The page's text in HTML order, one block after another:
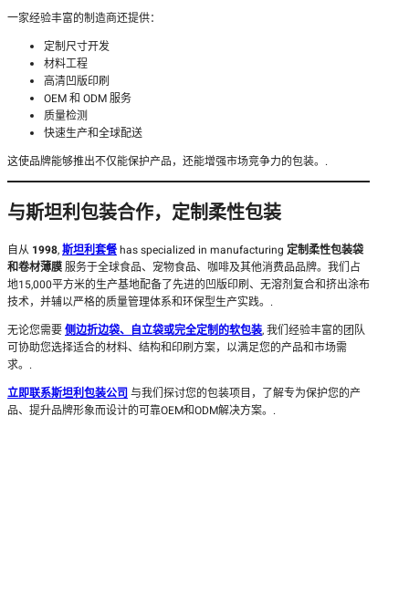
一家经验丰富的制造商还提供：
定制尺寸开发
材料工程
高清凹版印刷
OEM 和 ODM 服务
质量检测
快速生产和全球配送
这使品牌能够推出不仅能保护产品，还能增强市场竞争力的包装。.
与斯坦利包装合作，定制柔性包装
自从 1998,斯坦利套餐has specialized in manufacturing 定制柔性包装袋
和卷材薄膜服务于全球食品、宠物食品、咖啡及其他消费品品牌。我们占
地15,000平方米的生产基地配备了先进的凹版印刷、无溶剂复合和挤出涂布
技术，并辅以严格的质量管理体系和环保型生产实践。.
无论您需要侧边折边袋、自立袋或完全定制的软包装, 我们经验丰富的团队
可协助您选择适合的材料、结构和印刷方案，以满足您的产品和市场需
求。.
立即联系斯坦利包装公司与我们探讨您的包装项目，了解专为保护您的产
品、提升品牌形象而设计的可靠OEM和ODM解决方案。.